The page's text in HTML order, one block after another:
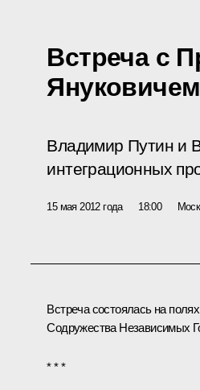
Встреча с
Януковичем
Владимир Путин и
интеграционных
15 мая 2012 года 18:00
Встреча состоялась на
Содружества Независимых
* * *